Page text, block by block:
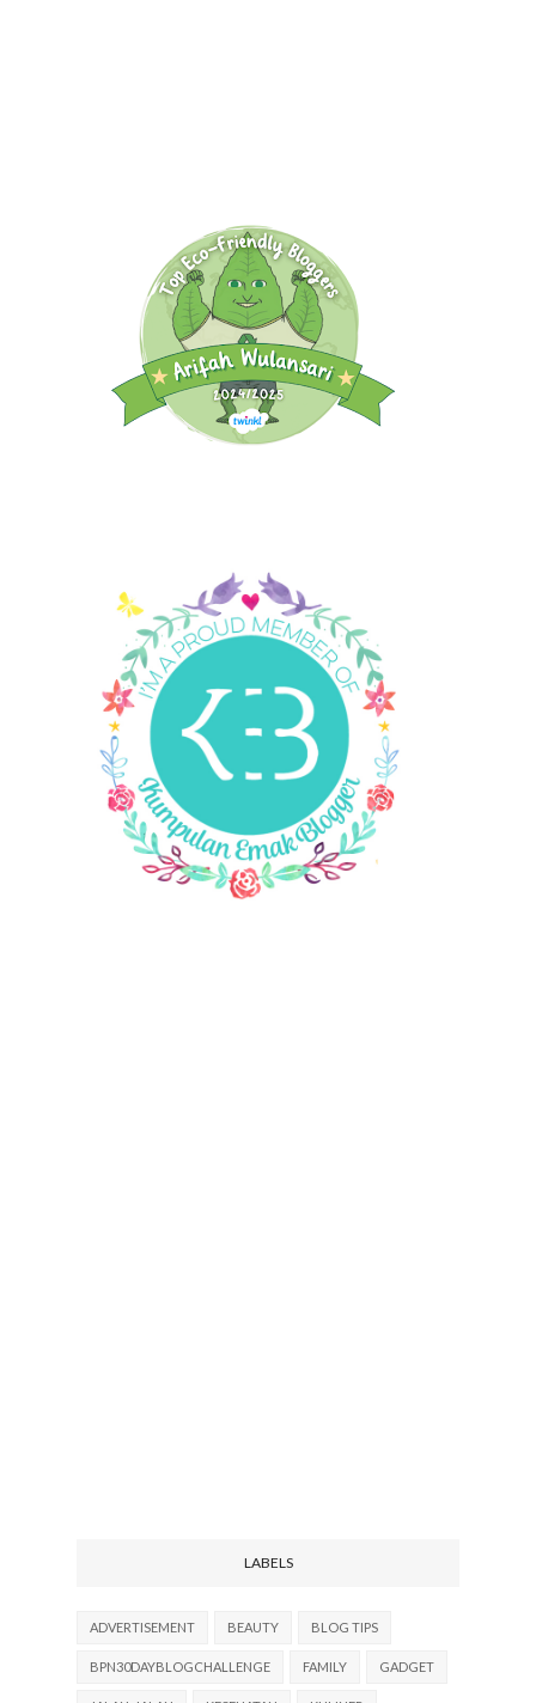
LABELS
ADVERTISEMENT BEAUTY BLOG TIPS
BPN30DAYBLOGCHALLENGE FAMILY GADGET